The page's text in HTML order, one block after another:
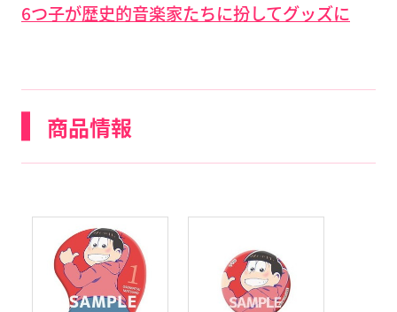
6つ子が歴史的音楽家たちに扮してグッズに
商品情報